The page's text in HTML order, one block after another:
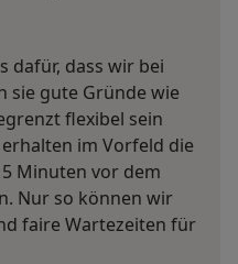
dafür, dass wir bei
sie gute Gründe wie
flexibel sein
im Vorfeld die
Minuten vor dem
Nur so können wir
faire Wartezeiten für